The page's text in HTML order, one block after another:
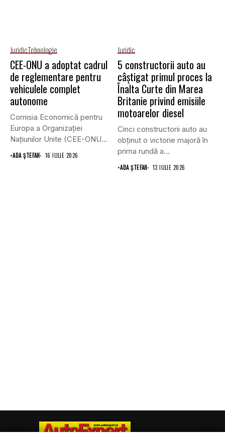
JuridicTehnologie
CEE-ONU a adoptat cadrul
de reglementare pentru
vehiculele complet
autonome
Comisia Economică pentru
Europa a Organizației
Națiunilor Unite (CEE-ONU)
a adoptat primul...
•ADA ȘTEFAN 16 IULIE 2026
Juridic
5 constructorii auto au
câștigat primul proces la
Înalta Curte din Marea
Britanie privind emisiile
motoarelor diesel
Cinci constructorii auto au
obținut o victorie majoră în
prima rundă a...
•ADA ȘTEFAN 13 IULIE 2026